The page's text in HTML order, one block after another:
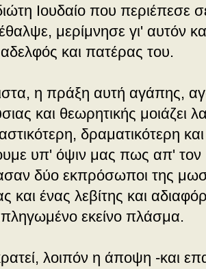
Ιουδαίο που περιέπεσε
μερίμνησε γι' αυτόν
και πατέρας του.
η πράξη αυτή αγάπης,
και θεωρητικής μοιάζει
δραματικότερη
υπ' όψιν μας πως απ' τον
δύο εκπρόσωποι της
και ένας λεβίτης και
εκείνο πλάσμα.
λοιπόν η άποψη -και